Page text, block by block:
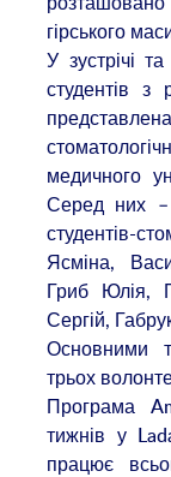
гірського
У зустрічі
студентів з
медичного
Серед них –
студентів-
Ясміна,
Гриб Юлія,
Сергій,
Основними
трьох
Програма
тижнів у
працює